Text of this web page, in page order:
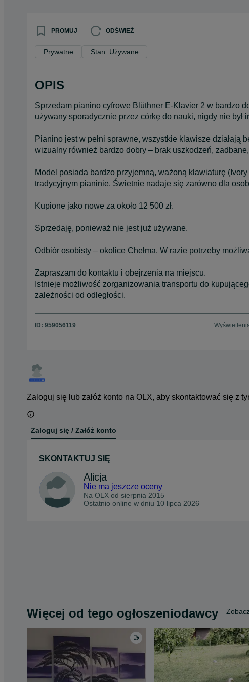
PROMUJ ODŚWIEŻ
Prywatne Stan: Używane
OPIS
Sprzedam pianino cyfrowe Blüthner E-Klavier 2 w bardzo
używany sporadycznie przez córkę do nauki, nigdy nie był
Pianino jest w pełni sprawne, wszystkie klawisze działają
wizualny również bardzo dobry – brak uszkodzeń,
Model posiada bardzo przyjemną, ważoną klawiaturę
tradycyjnym pianinie. Świetnie nadaje się zarówno dla
Kupione jako nowe za około 12 500 zł.
Sprzedaję, ponieważ nie jest już używane.
Odbiór osobisty – okolice Chełma. W razie potrzeby
Zapraszam do kontaktu i obejrzenia na miejscu.
Istnieje możliwość zorganizowania transportu do
zależności od odległości.
ID: 959056119
Zaloguj się lub załóż konto na OLX, aby skontaktować się z
Zaloguj się / Załóż konto
SKONTAKTUJ SIĘ
Alicja
Nie ma jeszcze oceny
Na OLX od sierpnia 2015
Ostatnio online w dniu 10 lipca 2026
Więcej od tego ogłoszeniodawcy